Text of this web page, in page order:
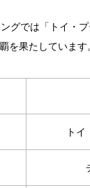
グでは「トイ・
を果たしています
ト